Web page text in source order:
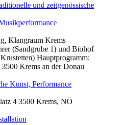
und zeitgenössische
Klangraum Krems
(Sandgrube 1) und Biohof
Hauptprogramm:
Krems an der Donau
Kunst, Performance
4 3500 Krems, NÖ